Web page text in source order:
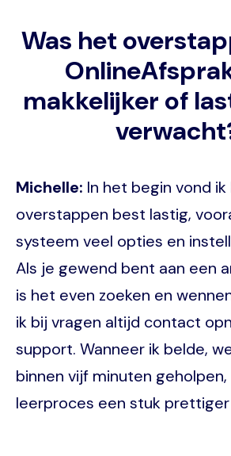
Was het
makkelijker of
Michelle: In het begin vond
overstappen best lastig,
systeem veel opties en
Als je gewend bent aan een
is het even zoeken en
ik bij vragen altijd contact
support. Wanneer ik belde,
binnen vijf minuten
leerproces een stuk